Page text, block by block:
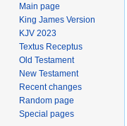
Main page
King James Version
KJV 2023
Textus Receptus
Old Testament
New Testament
Recent changes
Random page
Special pages